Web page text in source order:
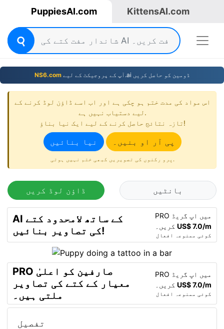
PuppiesAI.com KittensAI.com
NS6.com آپ کے پروجیکٹ کے ليے.ai ڈومين کو حاصل کريں
اس مواد کی مدت ختم ہو چکی ہے اور اب اسے ڈاؤن لوڈ کرنے کے
لیے دستیاب نہیں ہے.
تازہ نتائج حاصل کرنے کے لیے ایک نیا بناؤ!
نیا بنائیں پی آر او بنیں۔
پرو رکنوں کی تصویریں کبھی ختم نہیں ہوتی.
ڈاؤن لوڈ کریں بانٹیں
AI کے ساتھ لامحدود کتے
کی تصاویر بنائیں!
PRO میں اپ گریڈ
US$ 7.0/m
کوئی ممنوعہ افعال
PRO صارفین کو اعلیٰ
معیار کے کتے کی تصاویر
ملتی ہیں۔
PRO میں اپ گریڈ
US$ 7.0/m
کوئی ممنوعہ افعال
تفصیل